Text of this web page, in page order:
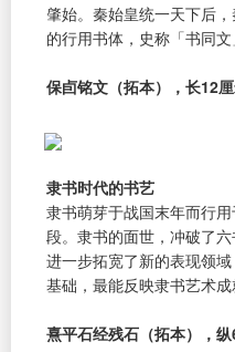
肇始。秦始皇统一天下后
的行用书体，史称「书同文
保卣铭文（拓本），长12
隶书时代的书艺
隶书萌芽于战国末年而行
段。隶书的面世，冲破了
进一步拓宽了新的表现领
基础，最能反映隶书艺术成
熹平石经残石（拓本），